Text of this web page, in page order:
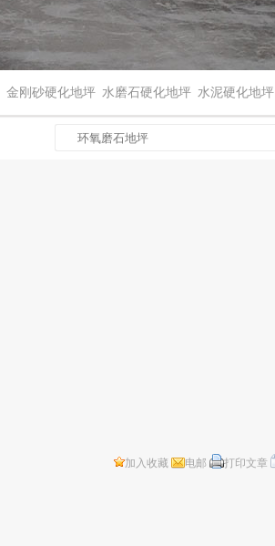
金刚砂硬化地坪 水磨石硬化地坪 水泥硬化地坪
加入收藏 电邮 打印文章